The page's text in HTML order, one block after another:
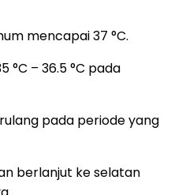
mencapai 37 °C.
– 36.5 °C pada
pada periode yang
berlanjut ke selatan